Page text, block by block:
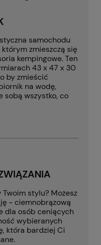
samochodu
zmieszczą się
kempingowe. Ten
43 x 47 x 30
by zmieścić
na wodę,
sobą wszystko, co
stylu? Możesz
- ciemnobrązową
dla osób ceniących
wybieranych
która bardziej Ci